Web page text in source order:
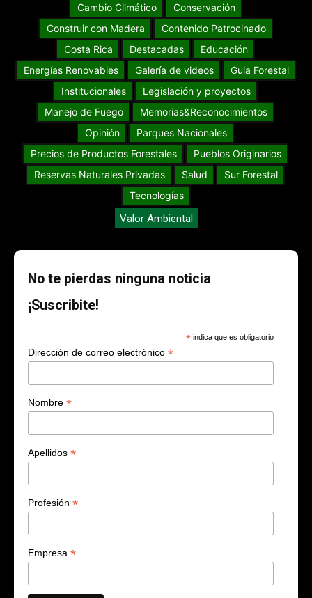
Cambio Climático
Conservación
Construir con Madera
Contenido Patrocinado
Costa Rica
Destacadas
Educación
Energías Renovables
Galería de videos
Guia Forestal
Institucionales
Legislación y proyectos
Manejo de Fuego
Memorias&Reconocimientos
Opinión
Parques Nacionales
Precios de Productos Forestales
Pueblos Originarios
Reservas Naturales Privadas
Salud
Sur Forestal
Tecnologías
Valor Ambiental
No te pierdas ninguna noticia
¡Suscribite!
* indica que es obligatorio
Dirección de correo electrónico *
Nombre *
Apellidos *
Profesión *
Empresa *